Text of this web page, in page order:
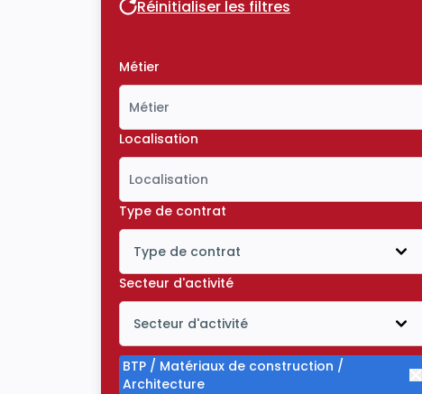
Réinitialiser les filtres
Réinitialiser les filtres
Métier
Localisation
Type de contrat
Type de contrat
Icône ouvrir la liste déroulante
Secteur d'activité
Secteur d'activité
Icône ouvrir la liste déroulante
BTP / Matériaux de construction /
Architecture